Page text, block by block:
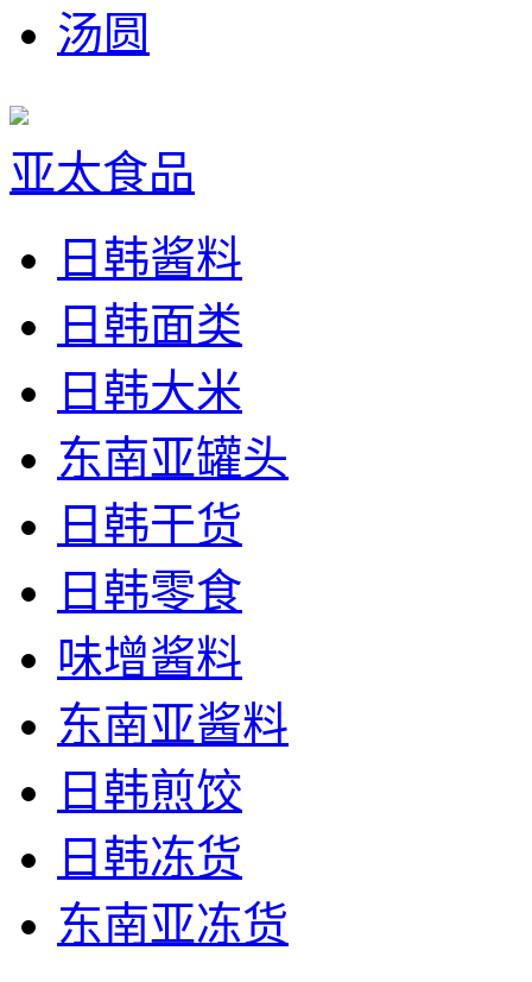
汤圆
亚太食品
日韩酱料
日韩面类
日韩大米
东南亚罐头
日韩干货
日韩零食
味增酱料
东南亚酱料
日韩煎饺
日韩冻货
东南亚冻货